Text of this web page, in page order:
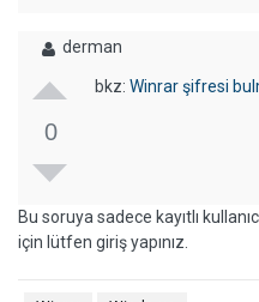
derman
0
bkz: Winrar şifresi
Bu soruya sadece kayıtlı
için lütfen giriş yapınız.